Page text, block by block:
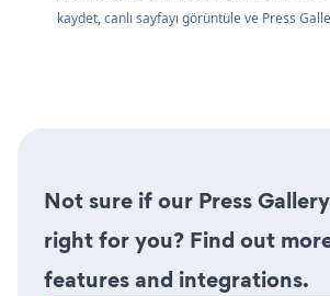
kaydet, canlı sayfayı görüntüle ve Press
Not sure if our Press
right for you? Find out
features and integrations.